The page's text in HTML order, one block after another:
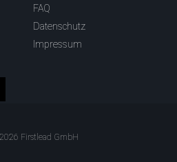
FAQ
Datenschutz
Impressum
Firstlead GmbH